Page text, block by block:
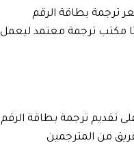
ترجمة بطاقة الرقم
مكتب ترجمة معتمد ليعمل
تقديم ترجمة بطاقة الرقم
من المترجمين